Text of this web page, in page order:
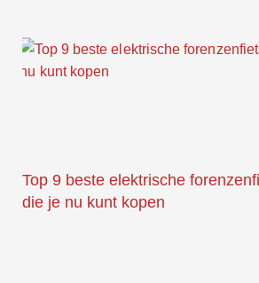
Top 9 beste elektrische
die je nu kunt kopen